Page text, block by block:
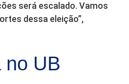
será escalado. Vamos
dessa eleição”,
no UB